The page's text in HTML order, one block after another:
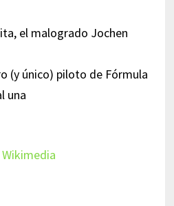
el malogrado Jochen
(y único) piloto de Fórmula
una
Wikimedia